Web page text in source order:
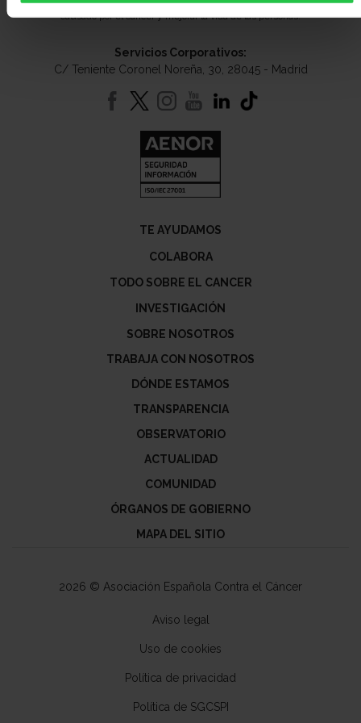
causado por el cáncer y mejorar la vida de las personas.
Servicios Corporativos:
C/ Teniente Coronel Noreña, 30, 28045 - Madrid
TE AYUDAMOS
COLABORA
TODO SOBRE EL CANCER
INVESTIGACIÓN
SOBRE NOSOTROS
TRABAJA CON NOSOTROS
DÓNDE ESTAMOS
TRANSPARENCIA
OBSERVATORIO
ACTUALIDAD
COMUNIDAD
ÓRGANOS DE GOBIERNO
MAPA DEL SITIO
2026 © Asociación Española Contra el Cáncer
Aviso legal
Uso de cookies
Política de privacidad
Política de SGCSPI